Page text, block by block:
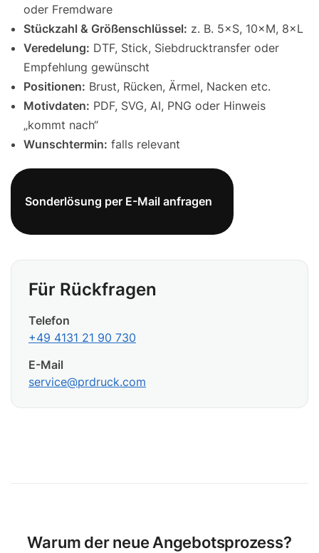
oder Fremdware
Stückzahl & Größenschlüssel: z. B. 5×S, 10×M, 8×L
Veredelung: DTF, Stick, Siebdrucktransfer oder
Empfehlung gewünscht
Positionen: Brust, Rücken, Ärmel, Nacken etc.
Motivdaten: PDF, SVG, AI, PNG oder Hinweis
„kommt nach“
Wunschtermin: falls relevant
Sonderlösung per E-Mail anfragen
Für Rückfragen
Telefon
+49 4131 21 90 730
E-Mail
service@prdruck.com
Warum der neue Angebotsprozess?